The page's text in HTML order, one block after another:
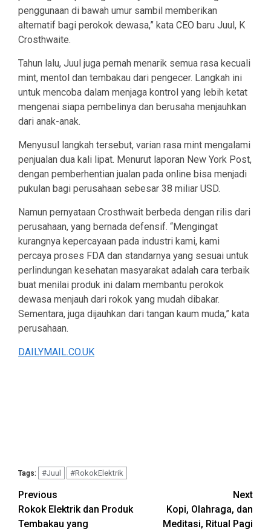
penggunaan di bawah umur sambil memberikan
alternatif bagi perokok dewasa,” kata CEO baru Juul, K
Crosthwaite.
Tahun lalu, Juul juga pernah menarik semua rasa kecuali
mint, mentol dan tembakau dari pengecer. Langkah ini
untuk mencoba dalam menjaga kontrol yang lebih ketat
mengenai siapa pembelinya dan berusaha menjauhkan
dari anak-anak.
Menyusul langkah tersebut, varian rasa mint mengalami
penjualan dua kali lipat. Menurut laporan New York Post,
dengan pemberhentian jualan pada online bisa menjadi
pukulan bagi perusahaan sebesar 38 miliar USD.
Namun pernyataan Crosthwait berbeda dengan rilis dari
perusahaan, yang bernada defensif. “Mengingat
kurangnya kepercayaan pada industri kami, kami
percaya proses FDA dan standarnya yang sesuai untuk
perlindungan kesehatan masyarakat adalah cara terbaik
buat menilai produk ini dalam membantu perokok
dewasa menjauh dari rokok yang mudah dibakar.
Sementara, juga dijauhkan dari tangan kaum muda,” kata
perusahaan.
DAILYMAIL.CO.UK
Tags: #Juul #RokokElektrik
Continue
Reading
Previous
Rokok Elektrik dan Produk
Tembakau yang
Next
Kopi, Olahraga, dan
Meditasi, Ritual Pagi